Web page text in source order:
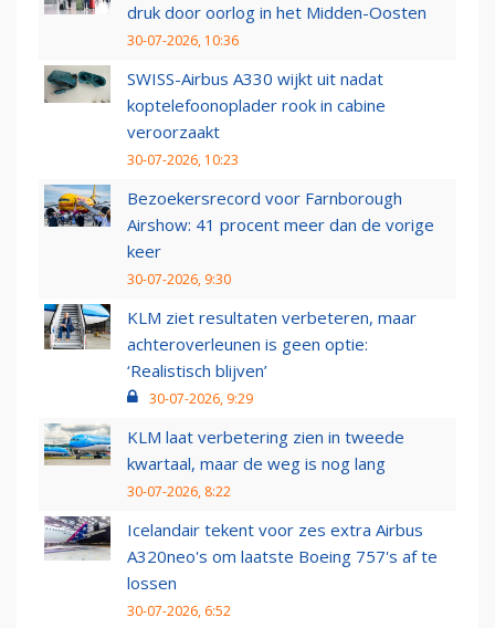
druk door oorlog in het Midden-Oosten
30-07-2026, 10:36
SWISS-Airbus A330 wijkt uit nadat
koptelefoonoplader rook in cabine
veroorzaakt
30-07-2026, 10:23
Bezoekersrecord voor Farnborough
Airshow: 41 procent meer dan de vorige
keer
30-07-2026, 9:30
KLM ziet resultaten verbeteren, maar
achteroverleunen is geen optie:
‘Realistisch blijven’
30-07-2026, 9:29
KLM laat verbetering zien in tweede
kwartaal, maar de weg is nog lang
30-07-2026, 8:22
Icelandair tekent voor zes extra Airbus
A320neo's om laatste Boeing 757's af te
lossen
30-07-2026, 6:52